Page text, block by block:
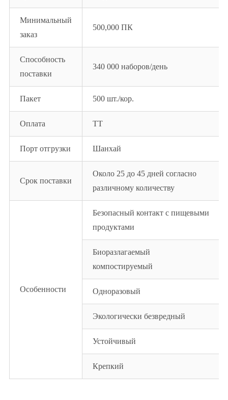
Минимальный
заказ
500,000 ПК
Способность
поставки
340 000 наборов/день
Пакет 500 шт./кор.
Оплата ТТ
Порт отгрузки Шанхай
Срок поставки
Около 25 до 45 дней согласно
различному количеству
Особенности
Безопасный контакт с пищевыми
продуктами
Биоразлагаемый
компостируемый
Одноразовый
Экологически безвредный
Устойчивый
Крепкий